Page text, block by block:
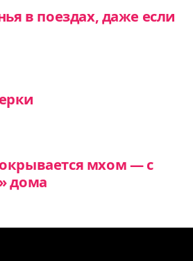
в поездах, даже если
мхом — с
дома